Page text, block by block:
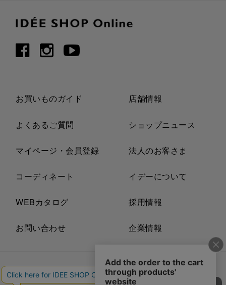
お買いものガイド
よくあるご質問
マイページ・会員登録
コーディネート
WEBカタログ
お問い合わせ
店舗情報
ショップニュース
法人のお客さま
イデーについて
採用情報
企業情報
プライバシーポリシー 外部送信ポリシー ご利用規約